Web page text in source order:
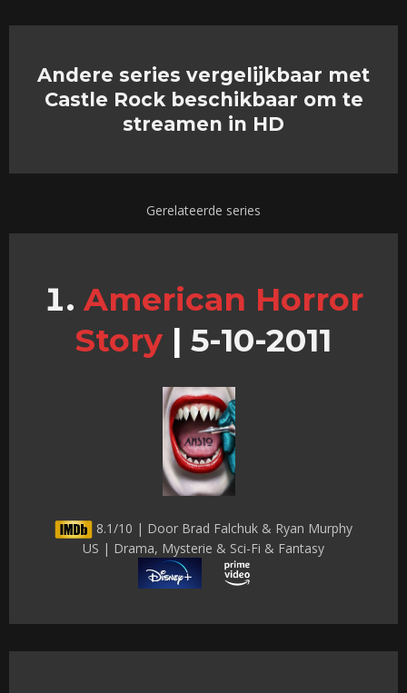
Andere series vergelijkbaar met
Castle Rock beschikbaar om te
streamen in HD
Gerelateerde series
American Horror
Story | 5-10-2011
8.1/10 | Door Brad Falchuk & Ryan Murphy
US | Drama, Mysterie & Sci-Fi & Fantasy